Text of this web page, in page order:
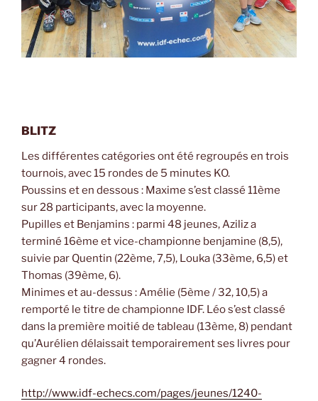
BLITZ
Les différentes catégories ont été regroupés en trois
tournois, avec 15 rondes de 5 minutes KO.
Poussins et en dessous : Maxime s’est classé 11ème
sur 28 participants, avec la moyenne.
Pupilles et Benjamins : parmi 48 jeunes, Aziliz a
terminé 16ème et vice-championne benjamine (8,5),
suivie par Quentin (22ème, 7,5), Louka (33ème, 6,5) et
Thomas (39ème, 6).
Minimes et au-dessus : Amélie (5ème / 32, 10,5) a
remporté le titre de championne IDF. Léo s’est classé
dans la première moitié de tableau (13ème, 8) pendant
qu’Aurélien délaissait temporairement ses livres pour
gagner 4 rondes.
http://www.idf-echecs.com/pages/jeunes/1240-